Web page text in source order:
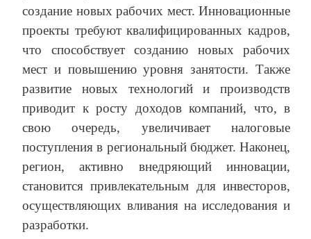
создание новых рабочих мест. Инновационные
проекты требуют квалифицированных кадров,
что способствует созданию новых рабочих
мест и повышению уровня занятости. Также
развитие новых технологий и производств
приводит к росту доходов компаний, что, в
свою очередь, увеличивает налоговые
поступления в региональный бюджет. Наконец,
регион, активно внедряющий инновации,
становится привлекательным для инвесторов,
осуществляющих вливания на исследования и
разработки.